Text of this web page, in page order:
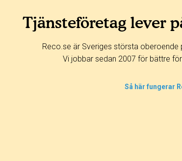
Tjänsteföretag lever
Reco.se är Sveriges största
Vi jobbar sedan 2007 för bättre
Så här fungerar